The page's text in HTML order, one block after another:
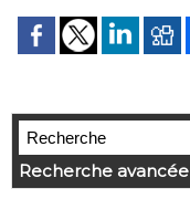
Recherche avancée